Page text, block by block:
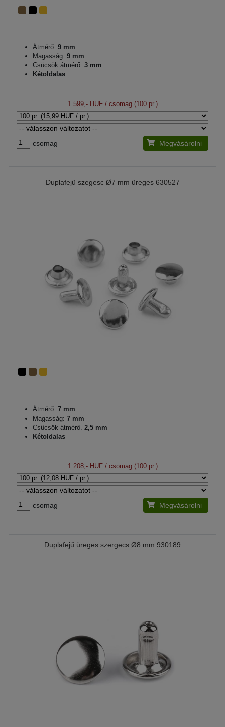
Átmérő: 9 mm
Magasság: 9 mm
Csücsök átmérő. 3 mm
Kétoldalas
1 599,- HUF/ csomag (100 pr.)
csomag Megvásárolni
Duplafejü szegesc Ø7 mm üreges 630527
Átmérő: 7 mm
Magasság: 7 mm
Csücsök átmérő. 2,5 mm
Kétoldalas
1 208,- HUF/ csomag (100 pr.)
csomag Megvásárolni
Duplafejű üreges szergecs Ø8 mm 930189